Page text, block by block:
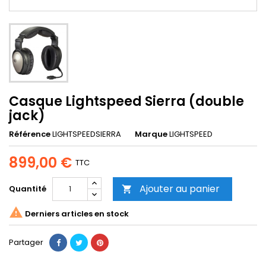
Casque Lightspeed Sierra (double
jack)
RéférenceLIGHTSPEEDSIERRA MarqueLIGHTSPEED
899,00 € TTC
Quantité  Ajouter au panier
 Derniers articles en stock
Partager